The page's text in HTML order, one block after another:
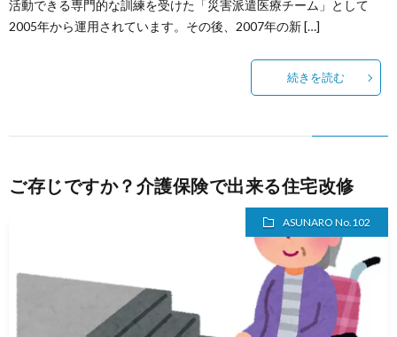
ュ
活動できる専門的な訓練を受けた「災害派遣医療チーム」として
2005年から運用されています。その後、2007年の新 […]
続きを読む
ご存じですか？介護保険で出来る住宅改修
ASUNARO No.102